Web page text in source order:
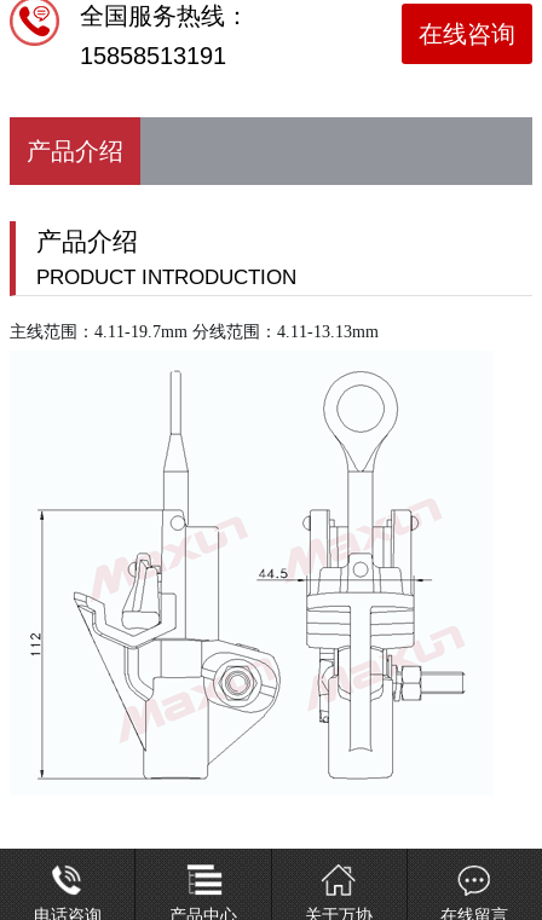
全国服务热线：
15858513191
在线咨询
产品介绍
产品介绍
PRODUCT INTRODUCTION
主线范围：4.11-19.7mm 分线范围：4.11-13.13mm
电话咨询 产品中心 关于万协 在线留言